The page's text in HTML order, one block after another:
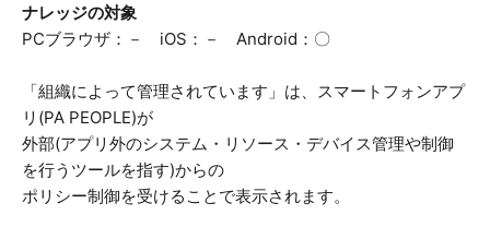
ナレッジの対象
PCブラウザ：－ iOS：－ Android：〇
「組織によって管理されています」は、スマートフォンアプ
リ(PA PEOPLE)が
外部(アプリ外のシステム・リソース・デバイス管理や制御
を行うツールを指す)からの
ポリシー制御を受けることで表示されます。